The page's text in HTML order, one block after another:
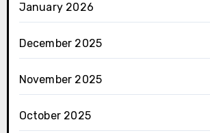
January 2026
December 2025
November 2025
October 2025